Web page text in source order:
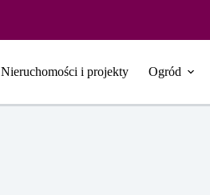
Nieruchomości i projekty Ogród